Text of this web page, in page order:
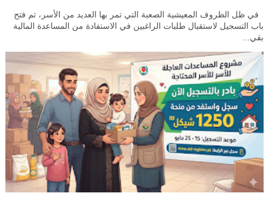
في ظل الظروف المعيشية الصعبة التي تمر بها العديد من الأسر، تم فتح
باب التسجيل لاستقبال طلبات الراغبين في الاستفادة من المساعدة المالية
بقي...